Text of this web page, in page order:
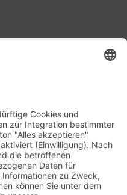
für lebendige